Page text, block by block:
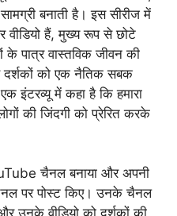
बनाती है। इस सीरीज में
वीडियो हैं, मुख्य रूप से छोटे
के पात्र वास्तविक जीवन की
दर्शकों को एक नैतिक सबक
इंटरव्यू में कहा है कि हमारा
की जिंदगी को प्रेरित करके
चैनल बनाया और अपनी
पर पोस्ट किए। उनके चैनल